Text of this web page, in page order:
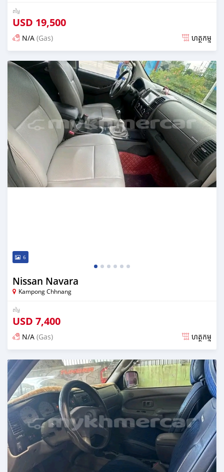
តម្លៃ
USD 19,500
N/A (Gas) ហត្ថកម្ម
ប្រកាស almost 2 years មុន
6
Nissan Navara
Kampong Chhnang
តម្លៃ
USD 7,400
N/A (Gas) ហត្ថកម្ម
ប្រកាស almost 2 years មុន